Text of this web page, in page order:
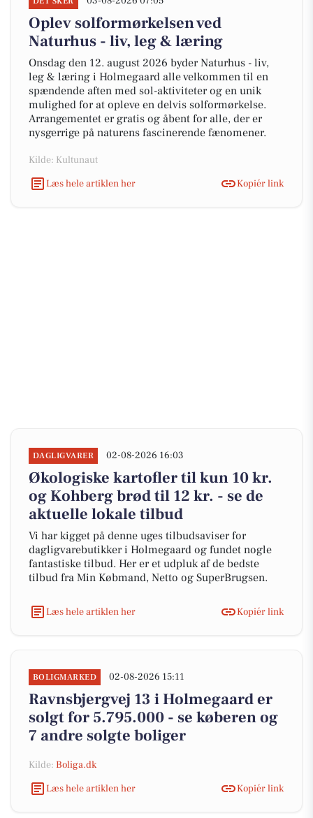
Oplev solformørkelsen ved
Naturhus - liv, leg & læring
Onsdag den 12. august 2026 byder Naturhus - liv,
leg & læring i Holmegaard alle velkommen til en
spændende aften med sol-aktiviteter og en unik
mulighed for at opleve en delvis solformørkelse.
Arrangementet er gratis og åbent for alle, der er
nysgerrige på naturens fascinerende fænomener.
Kilde: Kultunaut
Læs hele artiklen her
Kopiér link
DAGLIGVARER 02-08-2026 16:03
Økologiske kartofler til kun 10 kr.
og Kohberg brød til 12 kr. - se de
aktuelle lokale tilbud
Vi har kigget på denne uges tilbudsaviser for
dagligvarebutikker i Holmegaard og fundet nogle
fantastiske tilbud. Her er et udpluk af de bedste
tilbud fra Min Købmand, Netto og SuperBrugsen.
Læs hele artiklen her Kopiér link
BOLIGMARKED 02-08-2026 15:11
Ravnsbjergvej 13 i Holmegaard er
solgt for 5.795.000 - se køberen og
7 andre solgte boliger
Kilde: Boliga.dk
Læs hele artiklen her
Kopiér link